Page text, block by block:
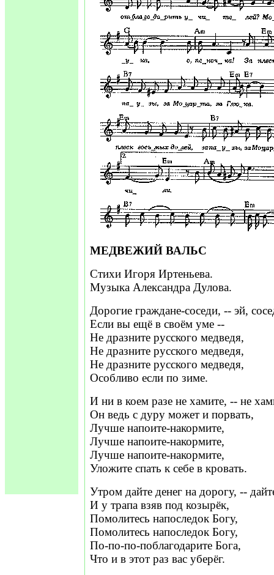
МЕДВЕЖИЙ ВАЛЬС
Стихи Игоря Иртеньева.
Музыка Александра Дулова.
Дорогие граждане-соседи, -- эй,
Если вы ещё в своём уме --
Не дразните русского медведя,
Не дразните русского медведя,
Не дразните русского медведя,
Особливо если по зиме.
И ни в коем разе не хамите, -- не
Он ведь с дуру может и порвать,
Лучше напоите-накормите,
Лучше напоите-накормите,
Лучше напоите-накормите,
Уложите спать к себе в кровать.
Утром дайте денег на дорогу, --
И у трапа взяв под козырёк,
Помолитесь напоследок Богу,
Помолитесь напоследок Богу,
По-по-по-поблагодарите Бога,
Что и в этот раз вас уберёг.